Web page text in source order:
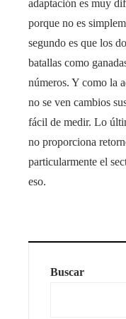
adaptación es muy
porque no es
segundo es que los
batallas como
números. Y como la
no se ven cambios
fácil de medir. Lo
no proporciona
particularmente el
eso.
Buscar